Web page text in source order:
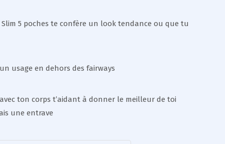
5 poches te confère un look tendance ou que tu
usage en dehors des fairways
avec ton corps t’aidant à donner le meilleur de toi
une entrave